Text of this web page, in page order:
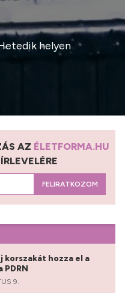
helyen
AZ ÉLETFORMA.HU
FELIRATKOZOM
korszakát hozza el a
PDRN
9.